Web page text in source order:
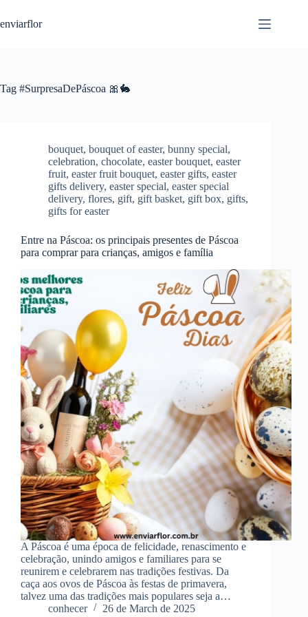
k
c
enviarflor
Tag #SurpresaDePáscoa 🎀🐇
bouquet, bouquet of easter, bunny special,
celebration, chocolate, easter bouquet, easter
fruit, easter fruit bouquet, easter gifts, easter
gifts delivery, easter special, easter special
delivery, flores, gift, gift basket, gift box, gifts,
gifts for easter
Entre na Páscoa: os principais presentes de Páscoa
para comprar para crianças, amigos e família
A Páscoa é uma época de felicidade, renascimento e
celebração, unindo amigos e familiares para se
reunirem e celebrarem nas tradições festivas. Da
caça aos ovos de Páscoa às festas de primavera,
talvez uma das tradições mais populares seja a…
conhecer
26 de March de 2025